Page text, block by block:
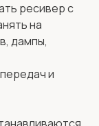
ресивер с
на
дампы,
и